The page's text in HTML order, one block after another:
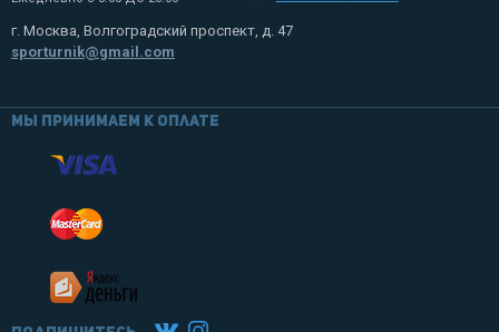
г. Москва, Волгоградский проспект, д. 47
sporturnik@gmail.com
Мы принимаем к оплате